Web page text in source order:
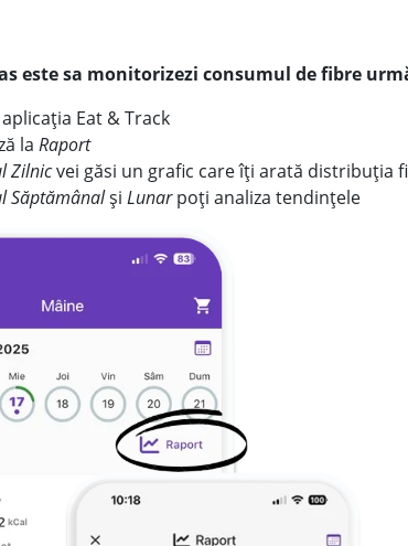
este sa monitorizezi consumul de fibre
Eat & Track
la Raport
Zilnicvei găsi un grafic care îți arată distribuția
Săptămânalși Lunarpoți analiza tendințele